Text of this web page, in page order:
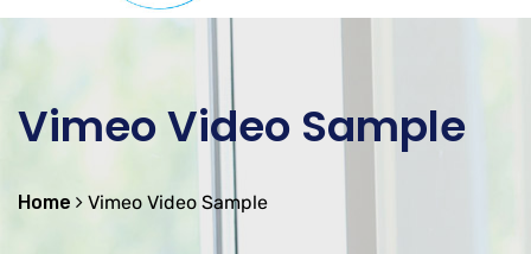
Vimeo Video Sample
Home Vimeo Video Sample